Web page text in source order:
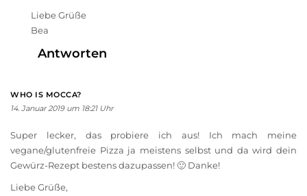
Liebe Grüße
Bea
Antworten
WHO IS MOCCA?
14. Januar 2019 um 18:21 Uhr
Super lecker, das probiere ich aus! Ich mach meine
vegane/glutenfreie Pizza ja meistens selbst und da wird dein
Gewürz-Rezept bestens dazupassen! 🙂 Danke!
Liebe Grüße,